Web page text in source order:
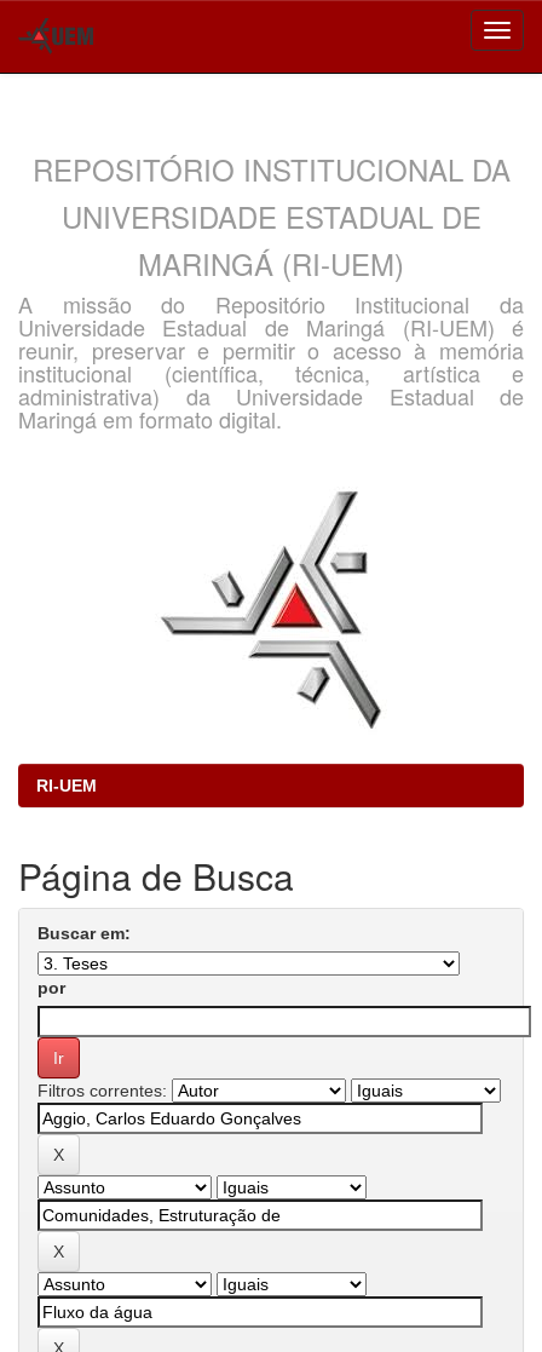
REPOSITÓRIO INSTITUCIONAL DA
UNIVERSIDADE ESTADUAL DE
MARINGÁ (RI-UEM)
A missão do Repositório Institucional da
Universidade Estadual de Maringá (RI-UEM) é
reunir, preservar e permitir o acesso à memória
institucional (científica, técnica, artística e
administrativa) da Universidade Estadual de
Maringá em formato digital.
RI-UEM
Página de Busca
Buscar em:
por
Filtros correntes: